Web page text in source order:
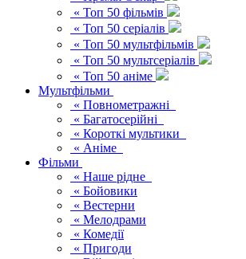
« Топ 50 фільмів
« Топ 50 серіалів
« Топ 50 мультфільмів
« Топ 50 мультсеріалів
« Топ 50 аніме
Мультфільми
« Повнометражні
« Багатосерійні
« Короткі мультики
« Аніме
Фільми
« Наше рідне
« Бойовики
« Вестерни
« Мелодрами
« Комедії
« Пригоди